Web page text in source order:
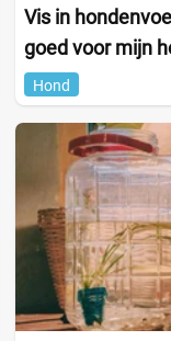
Vis in
goed voor mijn
Hond